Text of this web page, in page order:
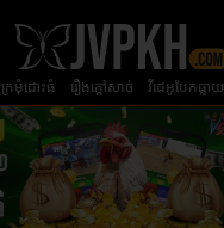
ក្រមំុដោះធំ រឿងក្ដៅសាច់ វីដេអូបែកធ្លាយ